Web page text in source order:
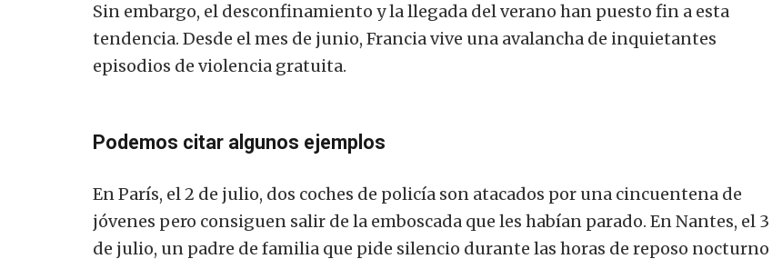
Sin embargo, el desconfinamiento y la llegada del verano han puesto fin a esta
tendencia. Desde el mes de junio, Francia vive una avalancha de inquietantes
episodios de violencia gratuita.
Podemos citar algunos ejemplos
En París, el 2 de julio, dos coches de policía son atacados por una cincuentena de
jóvenes pero consiguen salir de la emboscada que les habían parado. En Nantes, el 3
de julio, un padre de familia que pide silencio durante las horas de reposo nocturno